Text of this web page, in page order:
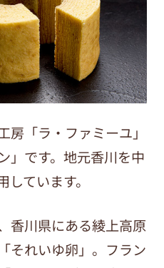
「ラ・ファミーユ」
」です。地元香川を中
ています。
香川県にある綾上高原
それいゆ卵」。フラン